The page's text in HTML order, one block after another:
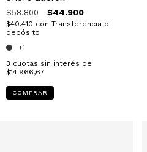
$58.800 $44.900
$40.410 con Transferencia o
depósito
+1
3 cuotas sin interés de
$14.966,67
COMPRAR